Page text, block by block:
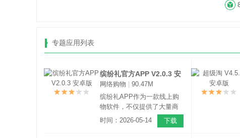
专题应用列表
缤纷礼官方APP V2.0.3 安
卓版
网络购物
90.47M
缤纷礼APP作为一款线上购
物软件，不仅提供了大量商
品的高额优惠券和返利活
动，同时还开设吃喝玩乐等
时间：2026-05-14 下载